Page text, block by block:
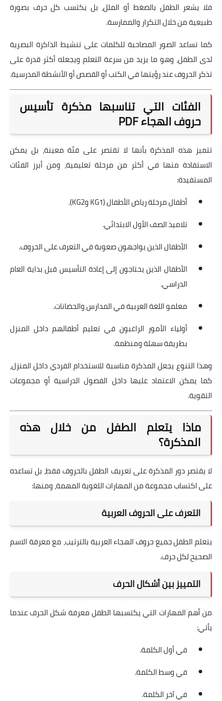
فلا يشعر الطفل بالضغط أو الملل، بل يكتسب كل حرف بصورة
طبيعية من خلال التكرار والممارسة.
كما تساعد الصور المصاحبة للكلمات على تنشيط الذاكرة البصرية
لدى الطفل، وهو ما يزيد من سرعة التعلم ويجعله أكثر قدرة على
تذكر الحروف عند رؤيتها في الكتب أو القصص أو الأنشطة المدرسية.
الفئات التي تناسبها مذكرة تأسيس
حروف الهجاء PDF
تتميز هذه المذكرة بأنها لا تقتصر على فئة معينة، بل يمكن
الاستفادة منها في أكثر من مرحلة تعليمية، ومن أبرز الفئات
المستفيدة:
أطفال مرحلة رياض الأطفال (KG1 وKG2).
تلاميذ الصف الأول الابتدائي.
الأطفال الذين يواجهون صعوبة في التعرف على الحروف.
الأطفال الذين يحتاجون إلى إعادة التأسيس قبل بداية العام
الدراسي.
معلمو اللغة العربية في المدارس والحضانات.
أولياء الأمور الراغبون في تعليم أطفالهم داخل المنزل
بطريقة سهلة ومنظمة.
وهذا التنوع يجعل المذكرة مناسبة للاستخدام الفردي داخل المنزل،
كما يمكن الاعتماد عليها داخل الفصول الدراسية أو مجموعات
التقوية.
ماذا يتعلم الطفل من خلال هذه
المذكرة؟
لا يقتصر دور المذكرة على تعريف الطفل بالحروف فقط، بل تساعده
على اكتساب مجموعة من المهارات اللغوية المهمة، ومنها:
التعرف على الحروف العربية
يتعلم الطفل جميع حروف الهجاء العربية بالترتيب، مع معرفة الاسم
الصحيح لكل حرف.
التمييز بين أشكال الحرف
من أهم المهارات التي يكتسبها الطفل معرفة شكل الحرف عندما
يأتي:
في أول الكلمة.
في وسط الكلمة.
في آخر الكلمة.